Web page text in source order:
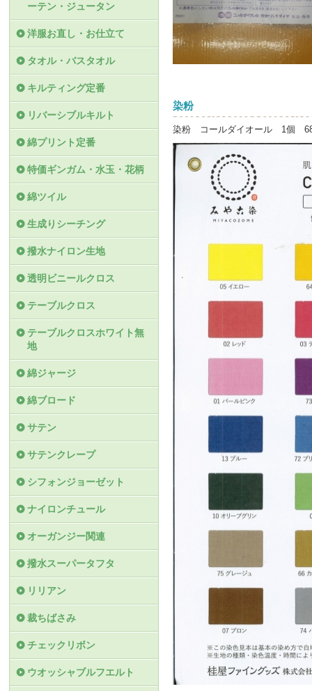
染粉
染粉 コールダイオール 1個
ーテン・ジュータン
洋服お直し・お仕立て
タオル・バスタオル
キルティング定番
リバーシブルキルト
綿プリント定番
特価ギンガム・水玉・花柄
綿ツイル
生成りシーチング
撥水ナイロン生地
透明ビニールクロス
テーブルクロス
テーブルクロスホワイト無
地
綿ジャージ
綿ブロード
サテン
サテンクレープ
シフォンジョーゼット
ナイロンチュール
オーガンジー関連
撥水スーパータフタ
リリアン
裁ちばさみ
チェックリボン
ウオッシャブルフエルト